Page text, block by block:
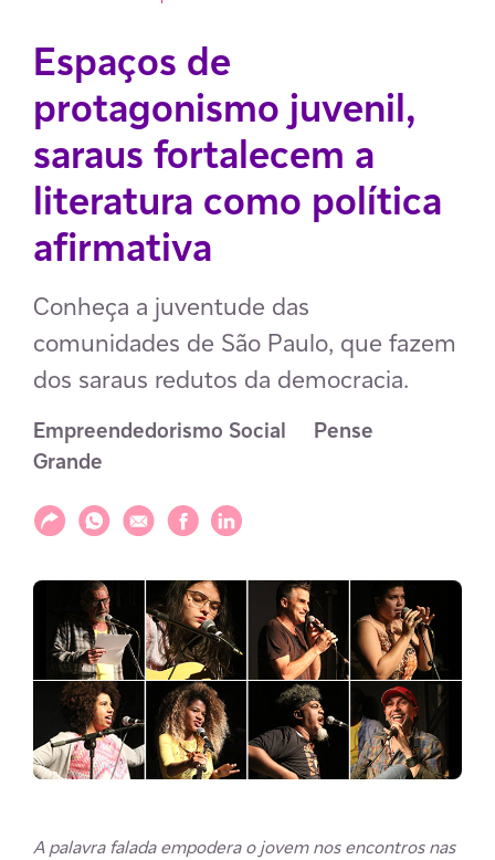
Espaços de
protagonismo juvenil,
saraus fortalecem a
literatura como política
afirmativa
Conheça a juventude das
comunidades de São Paulo, que fazem
dos saraus redutos da democracia.
Empreendedorismo Social
Pense
Grande
Compartilhar
Compartilhar via WhatsApp
Compartilhar via E-mail
Compartilhar via Facebook
Compartilhar via LinkedIn
A palavra falada empodera o jovem nos encontros nas